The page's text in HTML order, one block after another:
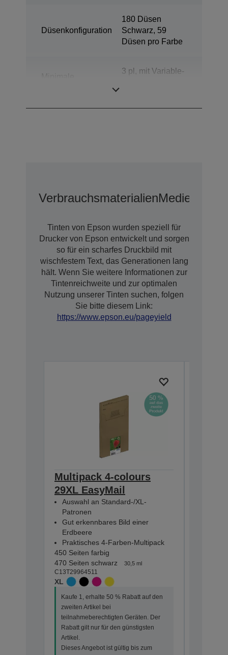
Düsenkonfiguration
180 Düsen
Schwarz, 59
Düsen pro Farbe
3 pl, mit Variable-
VerbrauchsmaterialienMedien
Tinten von Epson wurden speziell für
Drucker von Epson entwickelt und sorgen
so für ein scharfes Druckbild mit
wischfestem Text, das Generationen lang
hält. Wenn Sie weitere Informationen zur
Tintenreichweite und zur optimalen
Nutzung unserer Tinten suchen, folgen
Sie bitte diesem Link:
https://www.epson.eu/pageyield
Multipack 4-colours
29XL EasyMail
Auswahl an Standard-/XL-
Patronen
Gut erkennbares Bild einer
Erdbeere
Praktisches 4-Farben-Multipack
450 Seiten farbig
470 Seiten schwarz
30,5 ml
C13T29964511
XL
Kaufe 1, erhalte 50 % Rabatt auf den
zweiten Artikel bei
teilnahmeberechtigten Geräten. Der
Rabatt gilt nur für den günstigsten
Artikel.
Dieses Angebot ist gültig bis zum